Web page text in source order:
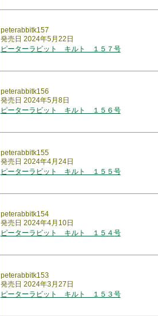
peterabbitk157
発売日 2024年5月22日
ピーターラビット キルト １５７号
peterabbitk156
発売日 2024年5月8日
ピーターラビット キルト １５６号
peterabbitk155
発売日 2024年4月24日
ピーターラビット キルト １５５号
peterabbitk154
発売日 2024年4月10日
ピーターラビット キルト １５４号
peterabbitk153
発売日 2024年3月27日
ピーターラビット キルト １５３号